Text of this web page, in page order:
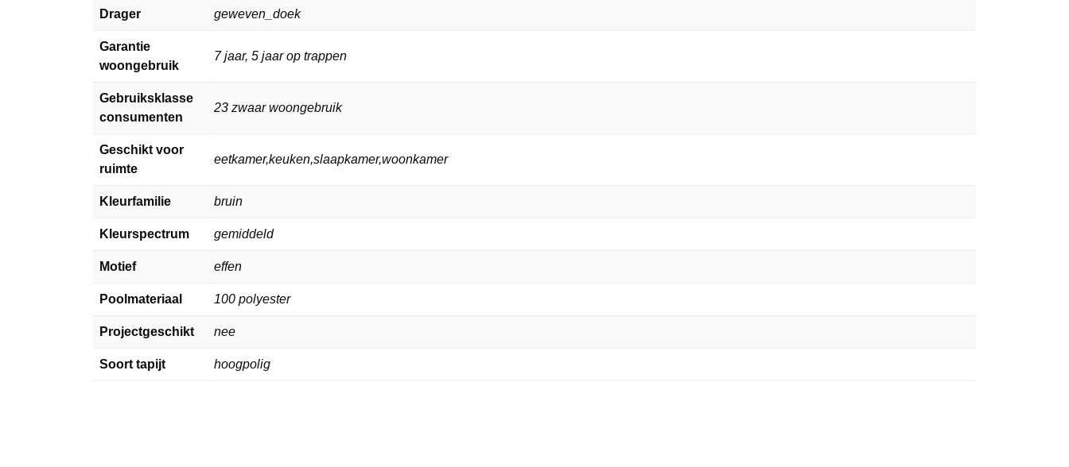
Drager geweven_doek
Garantie
woongebruik
7 jaar, 5 jaar op trappen
Gebruiksklasse
consumenten
23 zwaar woongebruik
Geschikt voor
ruimte
eetkamer,keuken,slaapkamer,woonkamer
Kleurfamilie bruin
Kleurspectrum gemiddeld
Motief effen
Poolmateriaal 100 polyester
Projectgeschikt nee
Soort tapijt hoogpolig